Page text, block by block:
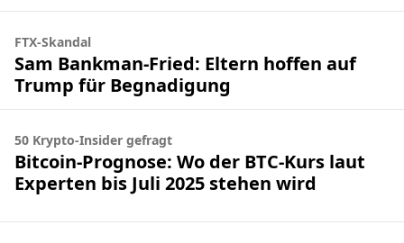
FTX-Skandal
Sam Bankman-Fried: Eltern hoffen auf
Trump für Begnadigung
50 Krypto-Insider gefragt
Bitcoin-Prognose: Wo der BTC-Kurs laut
Experten bis Juli 2025 stehen wird